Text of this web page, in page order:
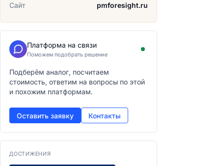
Сайт
pmforesight.ru
Платформа на связи
Поможем подобрать решение
Подберём аналог, посчитаем
стоимость, ответим на вопросы по этой
и похожим платформам.
Оставить заявку Контакты
ДОСТИЖЕНИЯ